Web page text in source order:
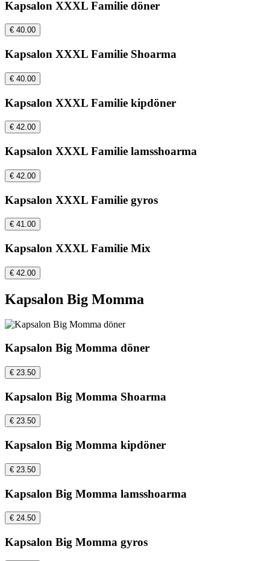
Kapsalon XXXL Familie döner
€ 40.00
Kapsalon XXXL Familie Shoarma
€ 40.00
Kapsalon XXXL Familie kipdöner
€ 42.00
Kapsalon XXXL Familie lamsshoarma
€ 42.00
Kapsalon XXXL Familie gyros
€ 41.00
Kapsalon XXXL Familie Mix
€ 42.00
Kapsalon Big Momma
Kapsalon Big Momma döner
€ 23.50
Kapsalon Big Momma Shoarma
€ 23.50
Kapsalon Big Momma kipdöner
€ 23.50
Kapsalon Big Momma lamsshoarma
€ 24.50
Kapsalon Big Momma gyros